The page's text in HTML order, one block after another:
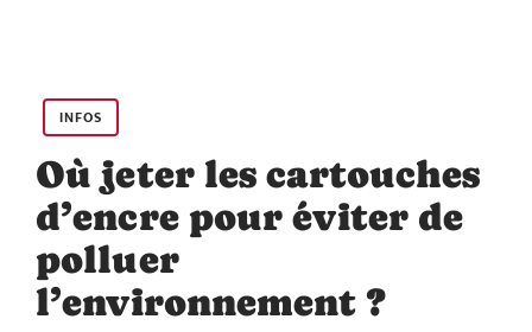
INFOS
Où jeter les cartouches
d’encre pour éviter de
polluer
l’environnement ?